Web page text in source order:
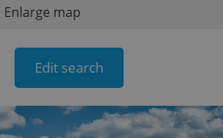
Enlarge map
Edit search